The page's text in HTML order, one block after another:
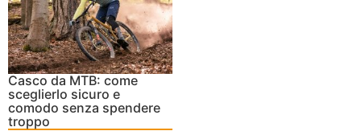
Casco da MTB: come
sceglierlo sicuro e
comodo senza spendere
troppo